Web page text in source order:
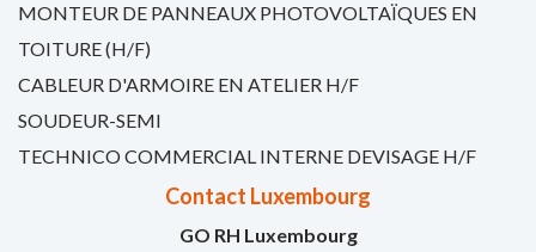
MONTEUR DE PANNEAUX PHOTOVOLTAÏQUES EN
TOITURE (H/F)
CABLEUR D'ARMOIRE EN ATELIER H/F
SOUDEUR-SEMI
TECHNICO COMMERCIAL INTERNE DEVISAGE H/F
Contact Luxembourg
GO RH Luxembourg